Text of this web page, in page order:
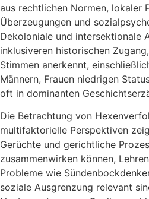
aus rechtlichen Normen, lokaler
Überzeugungen und
Dekoloniale und intersektionale
inklusiveren historischen
Stimmen anerkennt,
Männern, Frauen niedrigen
oft in dominanten
Die Betrachtung von
multifaktorielle Perspektiven
Gerüchte und gerichtliche
zusammenwirken können,
Probleme wie
soziale Ausgrenzung relevant